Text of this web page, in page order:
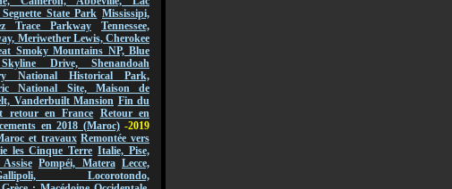
State Park Mississipi,
Trace Parkway
Tennessee,
Meriwether Lewis, Cherokee
Smoky Mountains NP, Blue
Drive, Shenandoah
National Historical Park,
National Site, Maison de
Vanderbuilt Mansion Fin du
retour en France Retour en
en 2018 (Maroc) -2019
et travaux Remontée vers
les Cinque Terre Italie, Pise,
Pompéi, Matera Lecce,
Locorotondo,